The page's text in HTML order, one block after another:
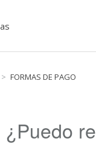
FORMAS DE PAGO
¿Puedo